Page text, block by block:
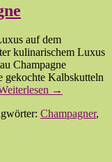
auf dem
kulinarischem Luxus
Champagne
gekochte Kalbskutteln
→
Champagner,